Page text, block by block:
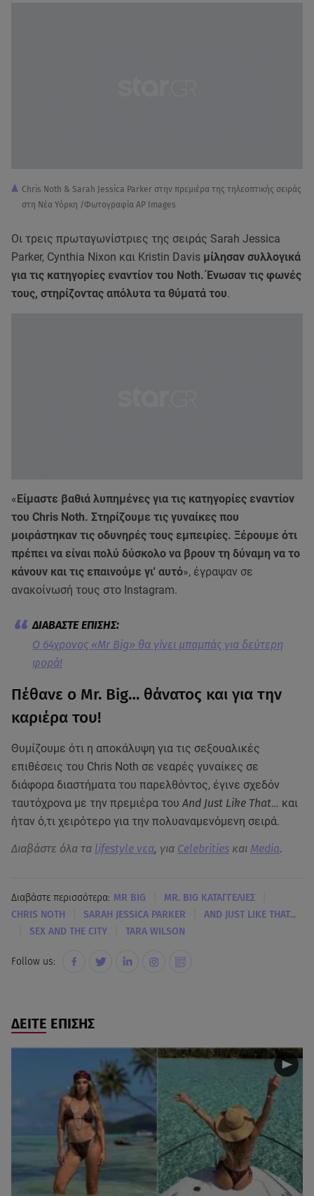
Chris Noth & Sarah Jessica Parker στην πρεμιέρα της τηλεοπτικής σειράς
στη Νέα Υόρκη /Φωτογραφία AP Images
Οι τρεις πρωταγωνίστριες της σειράς Sarah Jessica
Parker, Cynthia Nixon και Kristin Davis μίλησαν συλλογικά
για τις κατηγορίες εναντίον του Noth. Ένωσαν τις φωνές
τους, στηρίζοντας απόλυτα τα θύματά του.
«Είμαστε βαθιά λυπημένες για τις κατηγορίες εναντίον
του Chris Noth. Στηρίζουμε τις γυναίκες που
μοιράστηκαν τις οδυνηρές τους εμπειρίες. Ξέρουμε ότι
πρέπει να είναι πολύ δύσκολο να βρουν τη δύναμη να το
κάνουν και τις επαινούμε γι' αυτό», έγραψαν σε
ανακοίνωσή τους στο Instagram.
O 64χρονος «Mr Big» θα γίνει μπαμπάς για δεύτερη
φορά!
Πέθανε ο Mr. Big… θάνατος και για την
καριέρα του!
Θυμίζουμε ότι η αποκάλυψη για τις σεξουαλικές
επιθέσεις του Chris Noth σε νεαρές γυναίκες σε
διάφορα διαστήματα του παρελθόντος, έγινε σχεδόν
ταυτόχρονα με την πρεμιέρα τουAnd Just Like That… και
ήταν ό,τι χειρότερο για την πολυαναμενόμενη σειρά.
Διαβάστε όλα τα lifestyle νεα, για Celebrities και Media.
Διαβάστε περισσότερα: MR BIG MR. BIG ΚΑΤΑΓΓΕΛΙΕΣ
CHRIS NOTH SARAH JESSICA PARKER AND JUST LIKE THAT...
SEX AND THE CITY TARA WILSON
Follow us:
ΔΕΙΤΕ ΕΠΙΣΗΣ